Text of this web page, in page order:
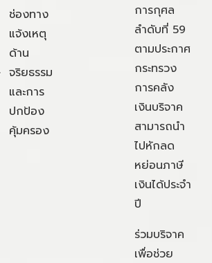
ช่องทาง
แจ้งเหตุ
ด้าน
จริยธรรม
และการ
ปกป้อง
คุ้มครอง
การกุศล
ลำดับที่ 59
ตามประกาศ
กระทรวง
การคลัง
เงินบริจาค
สามารถนำ
ไปหักลด
หย่อนภาษี
เงินได้ประจำ
ปี
ร่วมบริจาค
เพื่อช่วย